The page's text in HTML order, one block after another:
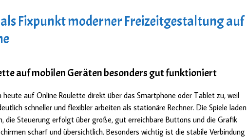
Fixpunkt moderner Freizeitgestaltung auf
auf mobilen Geräten besonders gut funktioniert
auf Online Roulette direkt über das Smartphone oder Tablet zu, weil
schneller und flexibler arbeiten als stationäre Rechner. Die Spiele laden
die Steuerung erfolgt über große, gut erreichbare Buttons und die Grafik
scharf und übersichtlich. Besonders wichtig ist die stabile Verbindung